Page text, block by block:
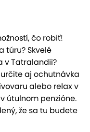
čo robiť!
túru? Skvelé
v Tatralandii?
aj ochutnávka
alebo relax v
útulnom penzióne.
že sa tu budete